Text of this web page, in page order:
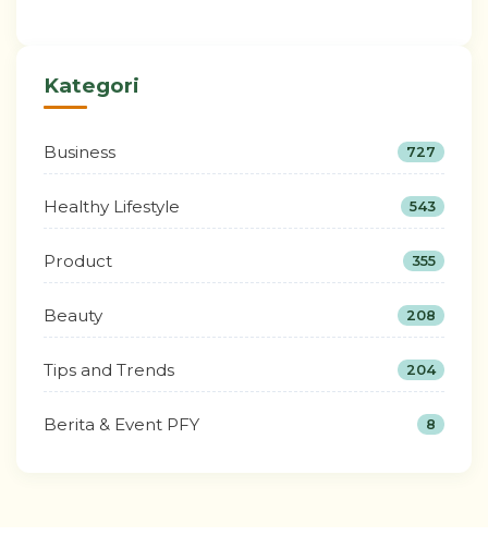
Kategori
Business 727
Healthy Lifestyle 543
Product 355
Beauty 208
Tips and Trends 204
Berita & Event PFY 8